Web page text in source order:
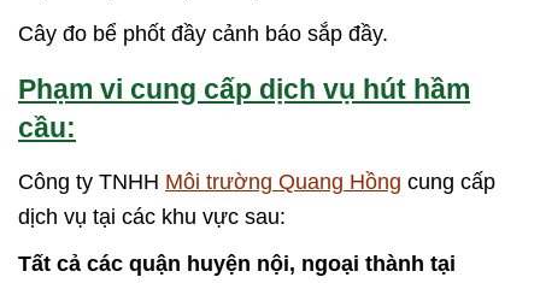
Cây đo bể phốt đầy cảnh báo sắp đầy.
Phạm vi cung cấp dịch vụ hút hầm
cầu:
Công ty TNHH Môi trường Quang Hồng cung cấp
dịch vụ tại các khu vực sau:
Tất cả các quận huyện nội, ngoại thành tại